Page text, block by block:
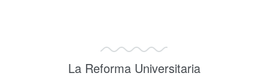
La Reforma Universitaria